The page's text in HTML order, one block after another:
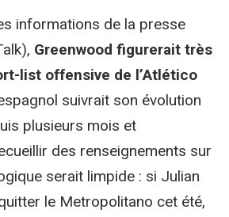
informations de la presse
Greenwood figurerait très
list offensive de l’Atlético
suivrait son évolution
plusieurs mois et
des renseignements sur
serait limpide : si Julian
le Metropolitano cet été,